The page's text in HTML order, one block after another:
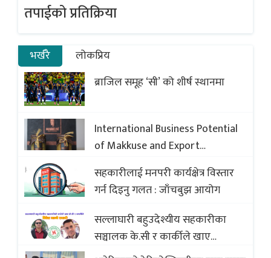
तपाईको प्रतिक्रिया
भर्खरै
लोकप्रिय
ब्राजिल समूह ‘सी’ को शीर्ष स्थानमा
International Business Potential
of Makkuse and Export
Opportunities of Nepali Sweets
with Global Comparison to
Baklava
सहकारीलाई मनपरी कार्यक्षेत्र विस्तार
गर्न दिइनु गलत : जाँचबुझ आयोग
सल्लाघारी बहुउदेश्यीय सहकारीका
सञ्चालक के.सी र कार्कीले खाए
सदस्यको करोडौं बचत